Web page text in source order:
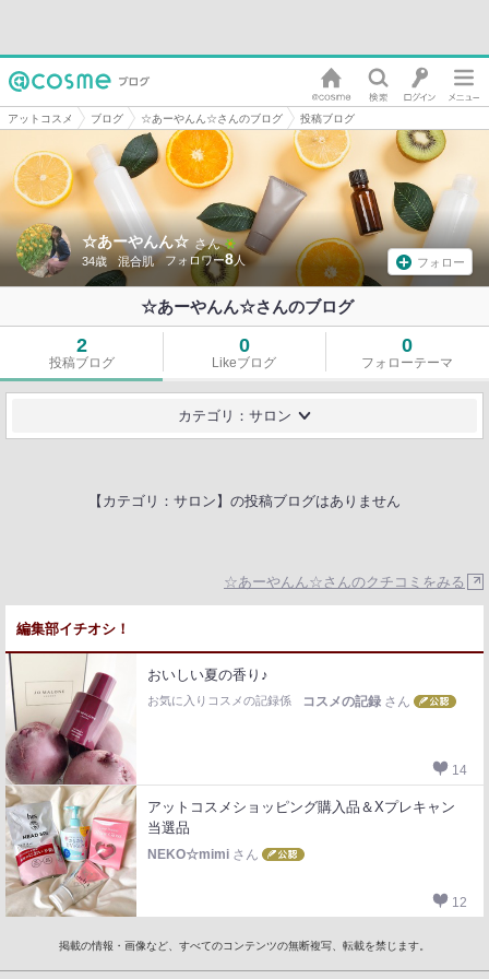
アットコスメ ブログ ☆あーやんん☆さんのブログ 投稿ブログ
☆あーやんん☆ さん
34歳 混合肌 8 フォロー
☆あーやんん☆さんのブログ
2
投稿ブログ
0
Likeブログ
0
フォローテーマ
カテゴリ：サロン
【カテゴリ：サロン】の投稿ブログはありません
☆あーやんん☆さんのクチコミをみる
編集部イチオシ！
おいしい夏の香り♪
お気に入りコスメの記録係 コスメの記録 さん
14
アットコスメショッピング購入品＆Xプレキャン
当選品
NEKO☆mimi さん
12
掲載の情報・画像など、すべてのコンテンツの無断複写、転載を禁じます。